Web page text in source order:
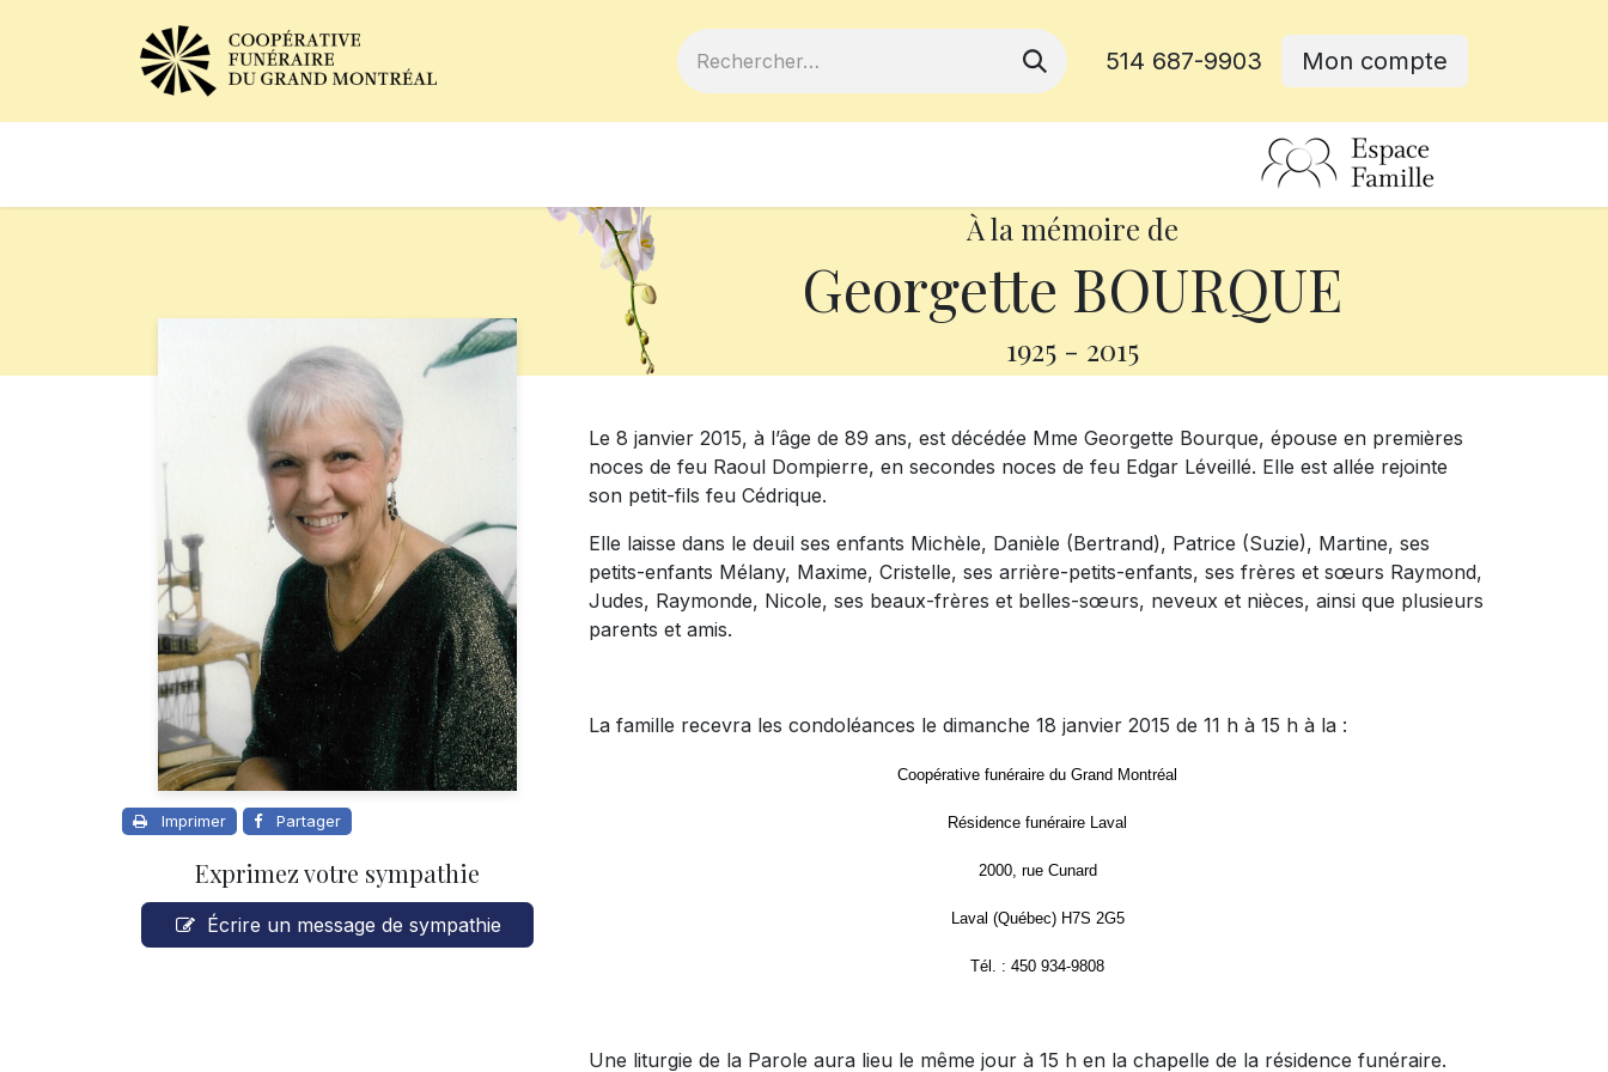
514 687-9903 Mon compte
À la mémoire de
Georgette BOURQUE
1925 - 2015
Imprimer Partager
Exprimez votre sympathie
Écrire un message de sympathie
Le 8 janvier 2015, à l’âge de 89 ans, est décédée Mme Georgette Bourque, épouse en premières
noces de feu Raoul Dompierre, en secondes noces de feu Edgar Léveillé. Elle est allée rejointe
son petit-fils feu Cédrique.
Elle laisse dans le deuil ses enfants Michèle, Danièle (Bertrand), Patrice (Suzie), Martine, ses
petits-enfants Mélany, Maxime, Cristelle, ses arrière-petits-enfants, ses frères et sœurs Raymond,
Judes, Raymonde, Nicole, ses beaux-frères et belles-sœurs, neveux et nièces, ainsi que plusieurs
parents et amis.
La famille recevra les condoléances le dimanche 18 janvier 2015 de 11 h à 15 h à la :
Coopérative funéraire du Grand Montréal
Résidence funéraire Laval
2000, rue Cunard
Laval (Québec) H7S 2G5
Tél. : 450 934-9808
Une liturgie de la Parole aura lieu le même jour à 15 h en la chapelle de la résidence funéraire.